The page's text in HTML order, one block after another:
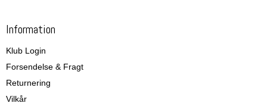
Information
Klub Login
Forsendelse & Fragt
Returnering
Vilkår